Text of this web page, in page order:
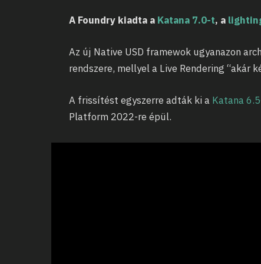
A Foundry kiadta a Katana 7.0-t, a
Az új Native USD framewok ugyanazon
rendszere, mellyel a Live Rendering “akár
A frissítést egyszerre adták ki a Katana
Platform 2022-re épül.